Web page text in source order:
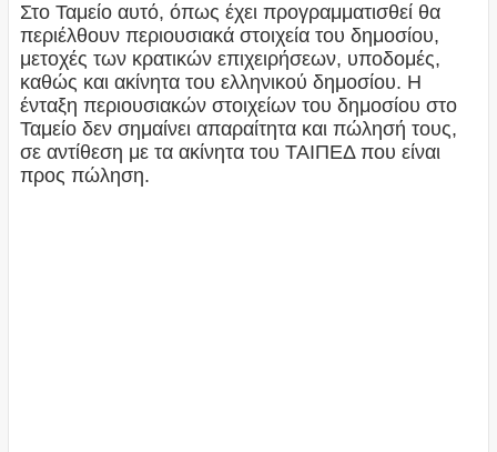
Στο Ταμείο αυτό, όπως έχει προγραμματισθεί θα
περιέλθουν περιουσιακά στοιχεία του δημοσίου,
μετοχές των κρατικών επιχειρήσεων, υποδομές,
καθώς και ακίνητα του ελληνικού δημοσίου. Η
ένταξη περιουσιακών στοιχείων του δημοσίου στο
Ταμείο δεν σημαίνει απαραίτητα και πώλησή τους,
σε αντίθεση με τα ακίνητα του ΤΑΙΠΕΔ που είναι
προς πώληση.